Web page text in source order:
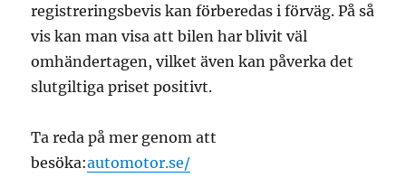
registreringsbevis kan förberedas i förväg. På så
vis kan man visa att bilen har blivit väl
omhändertagen, vilket även kan påverka det
slutgiltiga priset positivt.
Ta reda på mer genom att
besöka:automotor.se/